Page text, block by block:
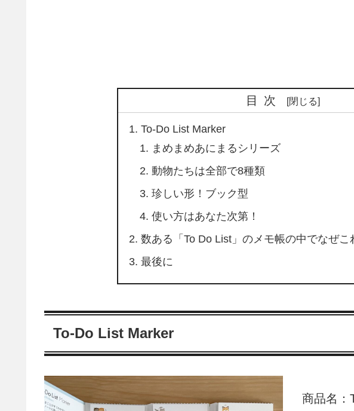
目次
To-Do List Marker
まめまめあにまるシリーズ
動物たちは全部で8種類
珍しい形！ブック型
使い方はあなた次第！
数ある「To Do List」のメモ帳の中でなぜこ
最後に
To-Do List Marker
商品名：